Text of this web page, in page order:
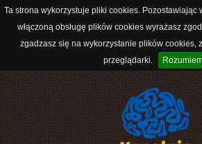
Ta strona wykorzystuje pliki cookies. Pozostawiając
włączoną obsługę plików cookies wyrażasz
zgadzasz się na wykorzystanie plików cookies,
przeglądarki.